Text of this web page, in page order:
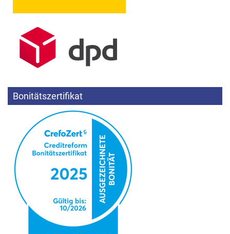
Bonitätszertifikat